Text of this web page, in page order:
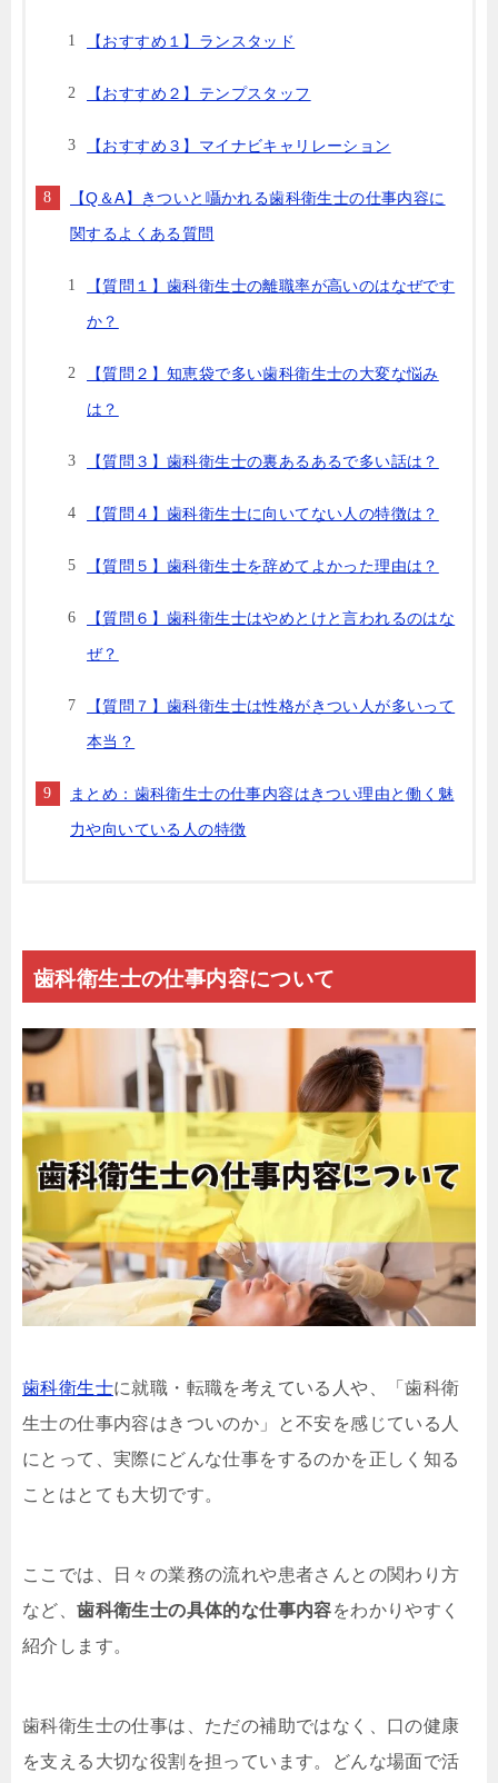
【おすすめ１】ランスタッド
【おすすめ２】テンプスタッフ
【おすすめ３】マイナビキャリレーション
【Q＆A】きついと囁かれる歯科衛生士の仕事内容に
関するよくある質問
【質問１】歯科衛生士の離職率が高いのはなぜです
か？
【質問２】知恵袋で多い歯科衛生士の大変な悩み
は？
【質問３】歯科衛生士の裏あるあるで多い話は？
【質問４】歯科衛生士に向いてない人の特徴は？
【質問５】歯科衛生士を辞めてよかった理由は？
【質問６】歯科衛生士はやめとけと言われるのはな
ぜ？
【質問７】歯科衛生士は性格がきつい人が多いって
本当？
まとめ：歯科衛生士の仕事内容はきつい理由と働く魅
力や向いている人の特徴
歯科衛生士の仕事内容について
歯科衛生士に就職・転職を考えている人や、「歯科衛
生士の仕事内容はきついのか」と不安を感じている人
にとって、実際にどんな仕事をするのかを正しく知る
ことはとても大切です。
ここでは、日々の業務の流れや患者さんとの関わり方
など、歯科衛生士の具体的な仕事内容をわかりやすく
紹介します。
歯科衛生士の仕事は、ただの補助ではなく、口の健康
を支える大切な役割を担っています。どんな場面で活